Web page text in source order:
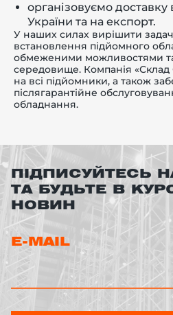
організовуємо доставку
України та на експорт.
У наших силах вирішити
встановлення підйомного
обмеженими можливостями
середовище. Компанія «Склад
на всі підйомники, а також
післягарантійне
обладнання.
ПІДПИСУЙТЕСЬ
ТА БУДЬТЕ В
НОВИН
E-MAIL